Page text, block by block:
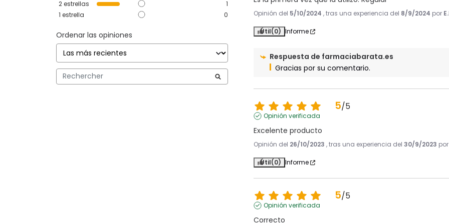
2estrellas
1
1 estrella 0
Ordenar las opiniones
Opinión del 5/10/2024 , tras una experiencia del 8/9/2024 por
Útil(0) Informe
Respuesta de farmaciabarata.es
Gracias por su comentario.
5/5
Opinión verificada
Excelente producto
Opinión del 26/10/2023 , tras una experiencia del30/9/2023
Útil(0) Informe
5/5
Opinión verificada
Correcto